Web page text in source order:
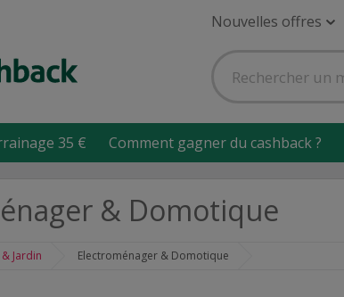
Nouvelles offres
35 € Comment gagner du cashback ?
& Domotique
Jardin Electroménager & Domotique